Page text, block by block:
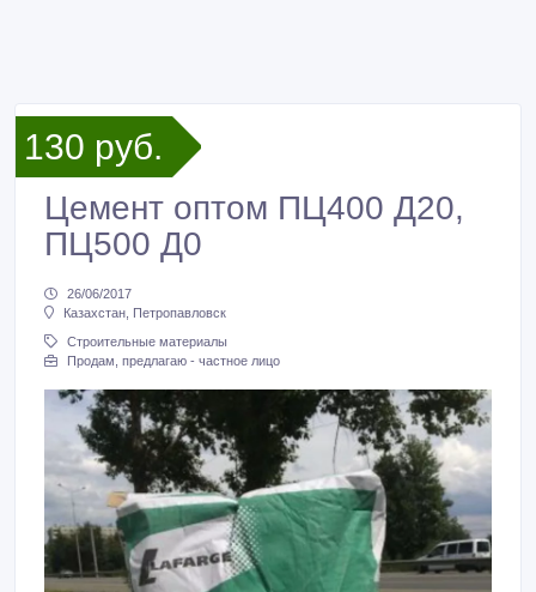
130 руб.
Цемент оптом ПЦ400 Д20,
ПЦ500 Д0
26/06/2017
Казахстан, Петропавловск
Строительные материалы
Продам, предлагаю - частное лицо